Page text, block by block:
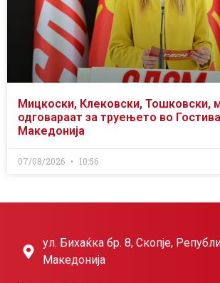
Мицкоски, Клековски, Тошковски,
одговараат за труењето во
Македонија
07/08/2026 10:56
ул. Бихаќка бр. 8, Скопје,
Македонија